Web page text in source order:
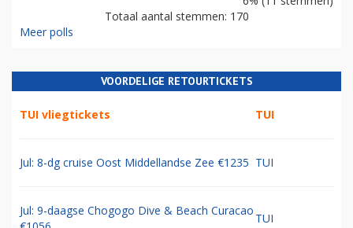
Totaal aantal stemmen: 170
Meer polls
VOORDELIGE RETOURTICKETS
TUI vliegtickets TUI
Jul: 8-dg cruise Oost Middellandse Zee €1235 TUI
Jul: 9-daagse Chogogo Dive & Beach Curacao
TUI